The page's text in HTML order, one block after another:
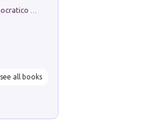
see all books